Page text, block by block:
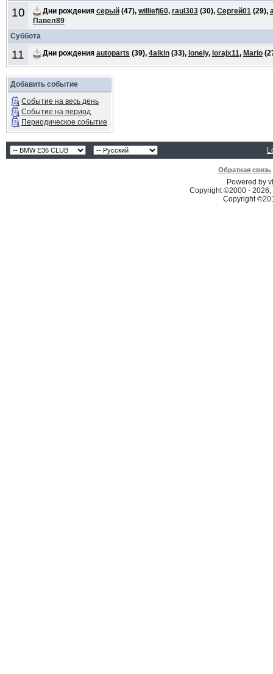
10 Дни рождения серый(47), williefj60, raul303(30), Сергей01 (29),
Павел89
Суббота
11 Дни рождения autoparts (39), 4alkin(33), lonely, lorajx11, Mario
Добавить событие
Событие на весь день
Событие на период
Периодическое событие
Обратная связь
Powered by
Copyright ©2000 -
Copyright